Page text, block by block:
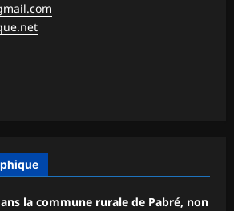
la commune rurale de Pabré, non